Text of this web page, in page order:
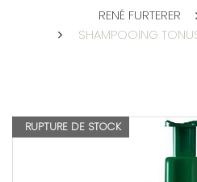
RENÉ FURTERER
SHAMPOOING
RUPTURE DE STOCK